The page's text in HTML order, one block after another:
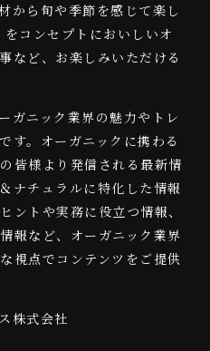
から旬や季節を感じて楽し
コンセプトにおいしいオ
など、お楽しみいただける
ガニック業界の魅力やトレ
す。オーガニックに携わる
皆様より発信される最新情
ナチュラルに特化した情報
ントや実務に役立つ情報、
報など、オーガニック業界
視点でコンテンツをご提供
株式会社